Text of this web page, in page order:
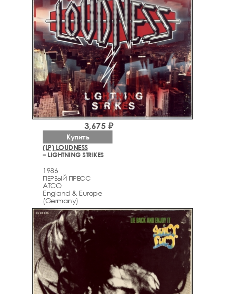
(LP) LOUDNESS
– LIGHTNING STRIKES
1986
ПЕРВЫЙ ПРЕСС
ATCO
England & Europe
(Germany)
3,675 ₽
Купить